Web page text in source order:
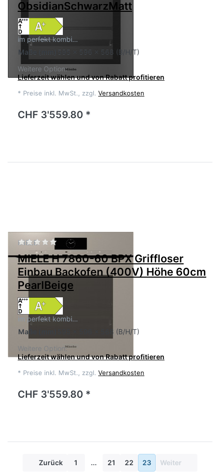
ObsidianSchwarzMatt
im perfekt kombi…
Maße(mm)595 x 596 x 568 (B/H/T)
Weitere Option:
Lieferzeit wählen und von Rabatt profitieren
* Preise inkl. MwSt., zzgl. Versandkosten
CHF 3'559.80 *
MIELE Zu diesem Produkt liegen noch keine
MIELE H 7860-60 BPX Griffloser
Einbau Backofen (400V) Höhe 60cm
PearlBeige
im perfekt kombi…
Maße
595 x 596 x 568 (B/H/T)
Weitere Option:
Lieferzeit wählen und von Rabatt profitieren
* Preise inkl. MwSt., zzgl. Versandkosten
CHF 3'559.80 *
Zurück 1 ... 21 22 23 Weiter